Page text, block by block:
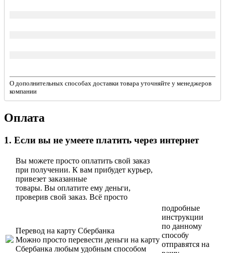
О дополнительных способах доставки товара уточняйте у менеджеров
компании
Оплата
1. Если вы не умеете платить через интернет
Вы можете просто оплатить свой заказ
при получении. К вам прибудет курьер,
привезет заказанные
товары. Вы оплатите ему деньги,
проверив свой заказ. Всё просто
Перевод на карту Сбербанка
Можно просто перевести деньги на карту
Сбербанка любым удобным способом
подробные
инструкции
по данному
способу
отправятся на